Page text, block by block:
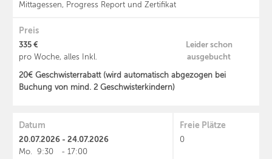
Mittagessen, Progress Report und Zertifikat
Preis
335 €
pro Woche, alles Inkl.
Leider schon
ausgebucht
20€ Geschwisterrabatt (wird automatisch abgezogen bei
Buchung von mind. 2 Geschwisterkindern)
Datum
20.07.2026 - 24.07.2026
Mo. 9:30 - 17:00
Freie Plätze
0